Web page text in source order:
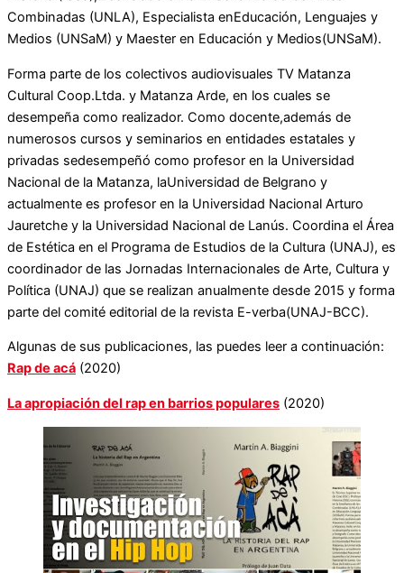
Combinadas (UNLA), Especialista enEducación, Lenguajes y
Medios (UNSaM) y Maester en Educación y Medios(UNSaM).
Forma parte de los colectivos audiovisuales TV Matanza
Cultural Coop.Ltda. y Matanza Arde, en los cuales se
desempeña como realizador. Como docente,además de
numerosos cursos y seminarios en entidades estatales y
privadas sedesempeñó como profesor en la Universidad
Nacional de la Matanza, laUniversidad de Belgrano y
actualmente es profesor en la Universidad Nacional Arturo
Jauretche y la Universidad Nacional de Lanús. Coordina el Área
de Estética en el Programa de Estudios de la Cultura (UNAJ), es
coordinador de las Jornadas Internacionales de Arte, Cultura y
Política (UNAJ) que se realizan anualmente desde 2015 y forma
parte del comité editorial de la revista E-verba(UNAJ-BCC).
Algunas de sus publicaciones, las puedes leer a continuación:
Rap de acá (2020)
La apropiación del rap en barrios populares (2020)